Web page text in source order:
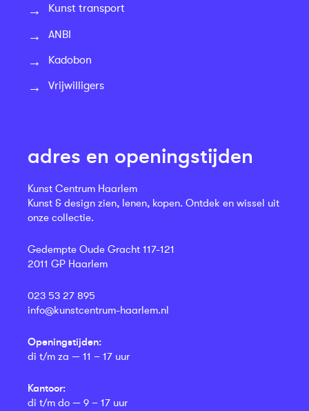
Kunst transport
ANBI
Kadobon
Vrijwilligers
adres en openingstijden
Kunst Centrum Haarlem
Kunst & design zien, lenen, kopen. Ontdek en wissel uit
onze collectie.
Gedempte Oude Gracht 117-121
2011 GP Haarlem
023 53 27 895
info@kunstcentrum-haarlem.nl
Openingstijden:
di t/m za — 11 – 17 uur
Kantoor:
di t/m do — 9 – 17 uur